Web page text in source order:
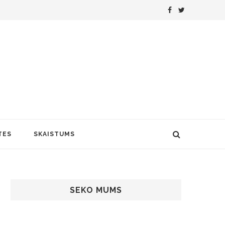
SKAISTUMS
SEKO MUMS